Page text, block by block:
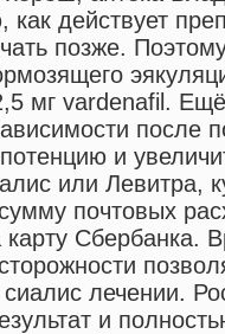
действует
позже.
мг vardenafil.
после
и
или Левитра,
почтовых
карту Сбербанка.
лечении.
и